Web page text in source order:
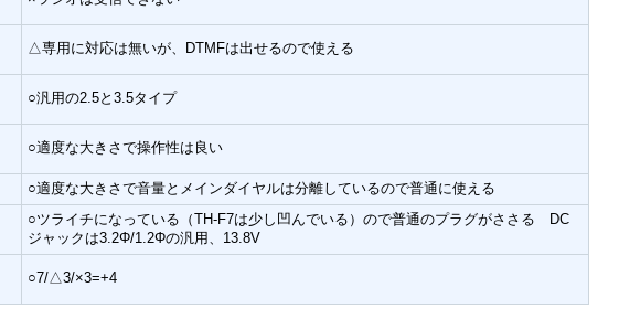
△専用に対応は無いが、DTMFは出せるので使える
○汎用の2.5と3.5タイプ
○適度な大きさで操作性は良い
○適度な大きさで音量とメインダイヤルは分離しているので普通に使える
○ツライチになっている（TH-F7は少し凹んでいる）ので普通のプラグがささる DC
ジャックは3.2Φ/1.2Φの汎用、13.8V
○7/△3/×3=+4